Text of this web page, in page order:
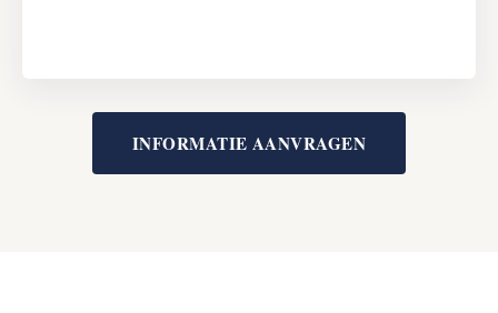
INFORMATIE AANVRAGEN